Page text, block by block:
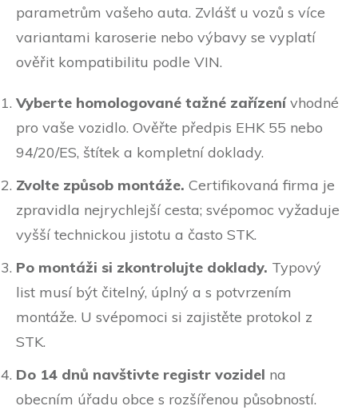
parametrům vašeho auta. Zvlášť u vozů s více
variantami karoserie nebo výbavy se vyplatí
ověřit kompatibilitu podle VIN.
Vyberte homologované tažné zařízenívhodné
pro vaše vozidlo. Ověřte předpis EHK 55 nebo
94/20/ES, štítek a kompletní doklady.
Zvolte způsob montáže. Certifikovaná firma je
zpravidla nejrychlejší cesta; svépomoc vyžaduje
vyšší technickou jistotu a často STK.
Po montáži si zkontrolujte doklady. Typový
list musí být čitelný, úplný a s potvrzením
montáže. U svépomoci si zajistěte protokol z
STK.
Do 14 dnů navštivte registr vozidel na
obecním úřadu obce s rozšířenou působností.